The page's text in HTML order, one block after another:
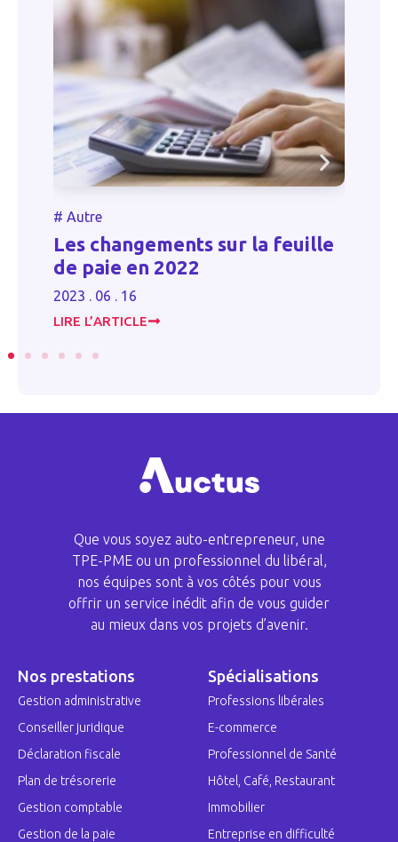
#
Loi industrie verte : des
nouveautés pour les contrats
d’épargne
2023 . 12 . 07
LIRE L’ARTICLE
Que vous soyez auto-entrepreneur, une
TPE-PME ou un professionnel du libéral,
nos équipes sont à vos côtés pour vous
offrir un service inédit afin de vous guider
au mieux dans vos projets d’avenir.
Nos prestations
Gestion administrative
Conseiller juridique
Déclaration fiscale
Plan de trésorerie
Gestion comptable
Gestion de la paie
Spécialisations
Professions libérales
E-commerce
Professionnel de Santé
Hôtel, Café, Restaurant
Immobilier
Entreprise en difficulté